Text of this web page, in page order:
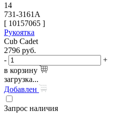
14
731-3161A
[ 10157065 ]
Рукоятка
Cub Cadet
2796 руб.
-
+
в корзину
загрузка...
Добавлен
Запрос наличия